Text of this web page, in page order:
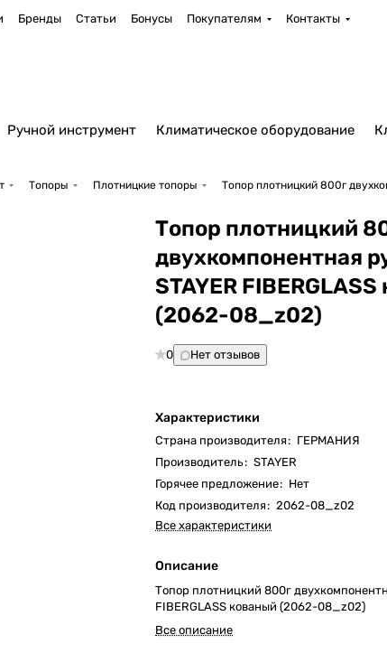
Бренды Статьи Бонусы Покупателям Контакты
Ручной инструмент Климатическое оборудование
Топоры Плотницкие топоры Топор плотницкий 800г
Топор плотницкий
двухкомпонентная
STAYER
(2062-08_z02)
0 Нет отзывов
Характеристики
Страна производителя: ГЕРМАНИЯ
Производитель: STAYER
Горячее предложение: Нет
Код производителя: 2062-08_z02
Все характеристики
Описание
Топор плотницкий 800г
FIBERGLASS кованый (2062-08_z02)
Все описание